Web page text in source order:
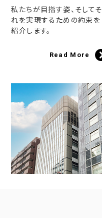
私たちが目指す姿、そしてそ
れを実現するための約束を
紹介します。
Read More